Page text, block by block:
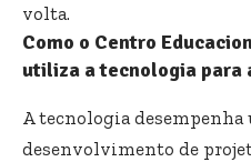
volta.
Como o Centro
utiliza a tecnologia para
A tecnologia
desenvolvimento de